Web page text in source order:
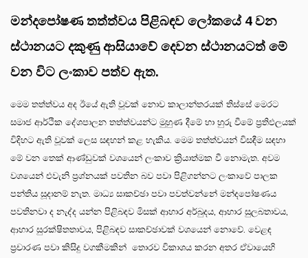
මන්දපෝෂණ තත්ත්වය පිළිබඳව ලෝකයේ 4වන
ස්ථානයට දකුණු ආසියාවේ දෙවන ස්ථානයටත් මේ
වන විට ලංකාව පත්ව ඇත.
මෙම තත්ත්වය අද ඊයේ ඇති වූවක් නොව කාලාන්තරයක් තිස්සේ මෙරට
සමාජ ආර්ථික දේශපාලන තත්ත්වයන්ට මුහුණ දීමේ හා හුරු වීමේ ප්‍රතිඵලයක්
විදිහට ඇති වූවක් ලෙස සඳහන් කළ හැකිය. මෙම තත්ත්වයන් විසඳීම සඳහා
මේ වන තෙක් ආණ්ඩුවක් වශයෙන් ලංකාව ක්‍රියාත්මක වී නොමැත. අවම
වශයෙන් එවැනි ප්‍රශ්නයක් පවතින බව පවා පිළිගන්නට ලංකාවේ පාලක
පන්තිය සූදානම් නැත. මාධ්‍ය සාකච්ඡා පවා පවත්වන්නේ මන්දපෝෂණය
පවතිනවා ද නැද්ද යන්න පිළිබඳව මිසක් ආහාර අර්බුදය, ආහාර සුලබතාවය,
ආහාර සුරක්ෂිතතාවය, පිළිබඳව සාකච්ඡාවක් වශයෙන් නොවේ. වෙළඳ
ප්‍රචාරණ පවා කිසිදු වගකීමකින් තොරව විකාශය කරන අතර ඒවායෙහි